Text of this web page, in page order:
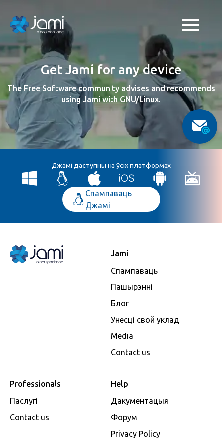
Get Jami for any device
The Free Software community advises and recommends
using Jami with GNU/Linux.
Джамі даступны на ўсіх платформах
Спампаваць
Джамі
Jami
Спампаваць
Пашырэнні
Блог
Унесці свой уклад
Media
Contact us
Professionals
Паслугі
Contact us
Help
Дакументацыя
Форум
Privacy Policy